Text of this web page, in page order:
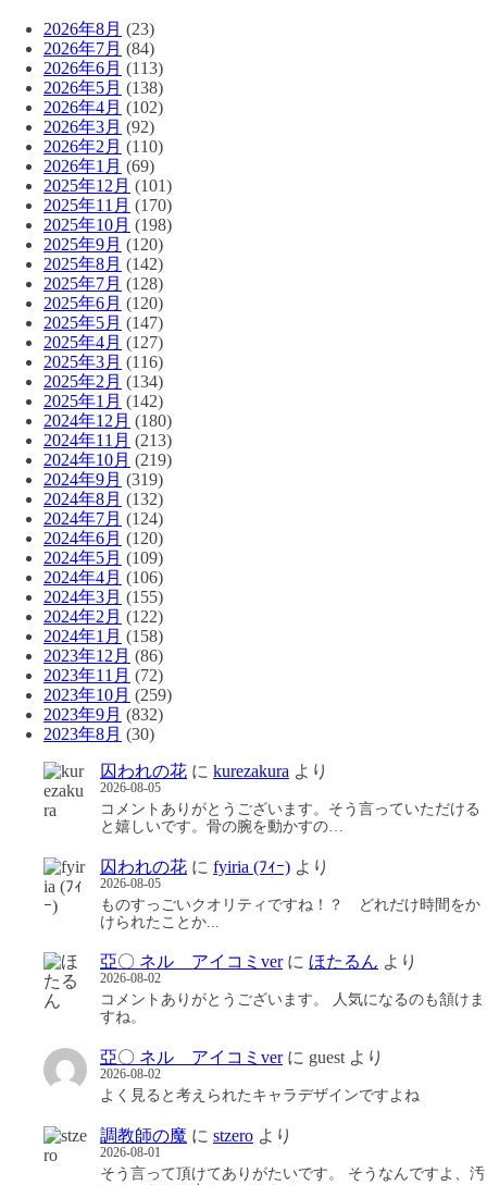
2026年8月 (23)
2026年7月 (84)
2026年6月 (113)
2026年5月 (138)
2026年4月 (102)
2026年3月 (92)
2026年2月 (110)
2026年1月 (69)
2025年12月 (101)
2025年11月 (170)
2025年10月 (198)
2025年9月 (120)
2025年8月 (142)
2025年7月 (128)
2025年6月 (120)
2025年5月 (147)
2025年4月 (127)
2025年3月 (116)
2025年2月 (134)
2025年1月 (142)
2024年12月 (180)
2024年11月 (213)
2024年10月 (219)
2024年9月 (319)
2024年8月 (132)
2024年7月 (124)
2024年6月 (120)
2024年5月 (109)
2024年4月 (106)
2024年3月 (155)
2024年2月 (122)
2024年1月 (158)
2023年12月 (86)
2023年11月 (72)
2023年10月 (259)
2023年9月 (832)
2023年8月 (30)
囚われの花 に kurezakura より
2026-08-05
コメントありがとうございます。そう言っていただける
と嬉しいです。骨の腕を動かすの…
囚われの花 に fyiria (ﾌｨｰ) より
2026-08-05
ものすっごいクオリティですね！？ どれだけ時間をか
けられたことか...
亞〇 ネル アイコミverに ほたるん より
2026-08-02
コメントありがとうございます。 人気になるのも頷けま
すね。
亞〇 ネル アイコミverに guest より
2026-08-02
よく見ると考えられたキャラデザインですよね
調教師の魔 に stzero より
2026-08-01
そう言って頂けてありがたいです。 そうなんですよ、汚